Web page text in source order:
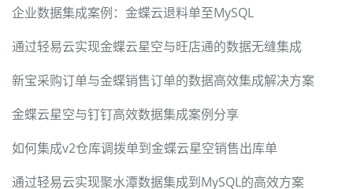
企业数据集成案例：金蝶云退料单至MySQL
通过轻易云实现金蝶云星空与旺店通的数据无缝集成
新宝采购订单与金蝶销售订单的数据高效集成解决方案
金蝶云星空与钉钉高效数据集成案例分享
如何集成v2仓库调拨单到金蝶云星空销售出库单
通过轻易云实现聚水潭数据集成到MySQL的高效方案